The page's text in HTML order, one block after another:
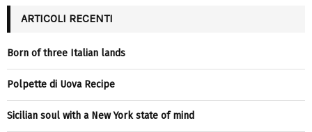
ARTICOLI RECENTI
Born of three Italian lands
Polpette di Uova Recipe
Sicilian soul with a New York state of mind